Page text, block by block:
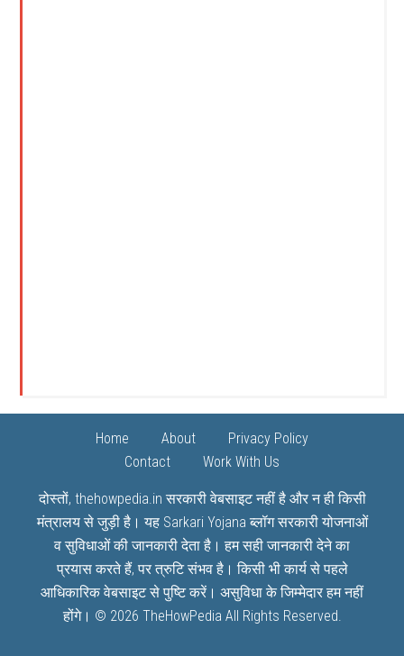
Home About
Privacy Policy
Contact
Work With Us
दोस्तों, thehowpedia.in सरकारी वेबसाइट नहीं है और न ही किसी
मंत्रालय से जुड़ी है। यह Sarkari Yojana ब्लॉग सरकारी योजनाओं
व सुविधाओं की जानकारी देता है। हम सही जानकारी देने का
प्रयास करते हैं, पर त्रुटि संभव है। किसी भी कार्य से पहले
आधिकारिक वेबसाइट से पुष्टि करें। असुविधा के जिम्मेदार हम नहीं
होंगे। © 2026 TheHowPedia All Rights Reserved.